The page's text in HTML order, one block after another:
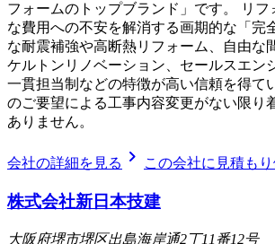
フォームのトップブランド」です。 リフ
な費用への不安を解消する画期的な「
な耐震補強や高断熱リフォーム、自由な
ケルトンリノベーション、セールスエン
一貫担当制などの特徴が高い信頼を得て
のご要望による工事内容変更がない限り
ありません。
会社の詳細を見る chevron_right この会社に見積も
株式会社新日本技建
大阪府堺市堺区出島海岸通2丁11番12号